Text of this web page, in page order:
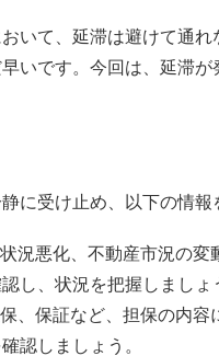
いて、延滞は避けて通
いです。今回は、延滞
に受け止め、以下の情報
況悪化、不動産市況の
し、状況を把握しましょ
、保証など、担保の内容
認しましょう。